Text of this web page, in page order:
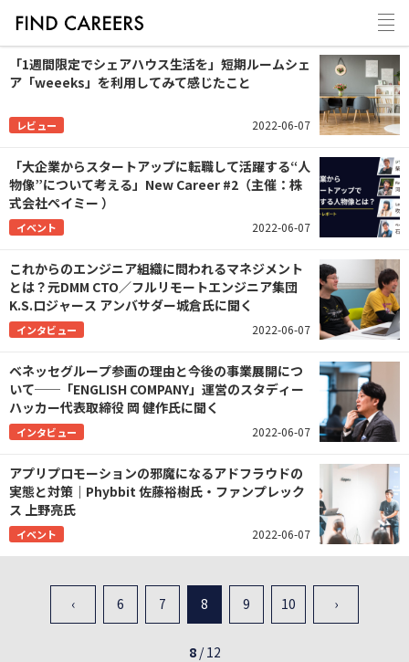
2022-06-07
「1週間限定でシェアハウス生活を」短期ルームシェ
ア「weeeks」を利用してみて感じたこと
レビュー
2022-06-07
「大企業からスタートアップに転職して活躍する“人
物像”について考える」New Career #2（主催：株
式会社ペイミー ）
イベント
2022-06-07
これからのエンジニア組織に問われるマネジメント
とは？元DMM CTO／フルリモートエンジニア集団
K.S.ロジャース アンバサダー城倉氏に聞く
インタビュー
2022-06-07
ベネッセグループ参画の理由と今後の事業展開につ
いて──「ENGLISH COMPANY」運営のスタディー
ハッカー代表取締役 岡 健作氏に聞く
インタビュー
2022-06-07
アプリプロモーションの邪魔になるアドフラウドの
実態と対策｜Phybbit 佐藤裕樹氏・ファンプレック
ス 上野亮氏
イベント
‹ 6 7 8 9 10 ›
8/12